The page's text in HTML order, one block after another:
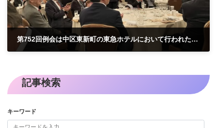
第752回例会は中区東新町の東急ホテルにおいて行われた名古屋名東ライオンズクラブ５０周年記念大会に参加する形での振替例会となりました。
記事検索
キーワード